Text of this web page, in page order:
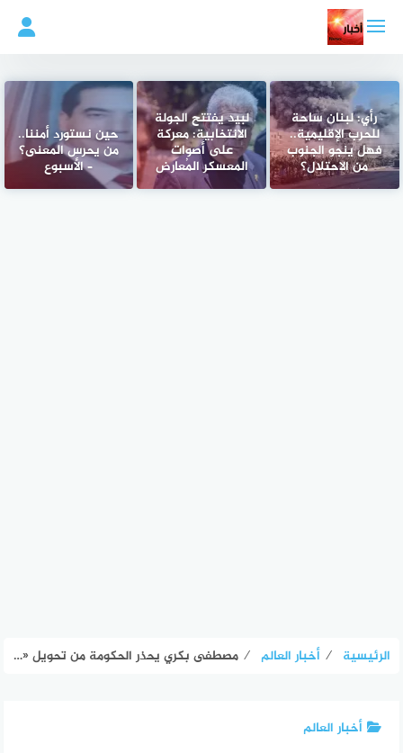
المحتوى
رأي: لبنان ساحة
للحرب الإقليمية..
فهل ينجو الجنوب
من الاحتلال؟
لبيد يفتتح الجولة
الانتخابية: معركة
على أصوات
المعسكر المُعارض
حين نستورد أمننا..
من يحرس المعنى؟
– الأسبوع
الرئيسية ⁄ أخبار العالم ⁄ مصطفى بكري يحذر الحكومة من تحويل «العدادات الكودية» إلى شريحة موحدة في سعر الكهرباء – الأسبوع
أخبار العالم